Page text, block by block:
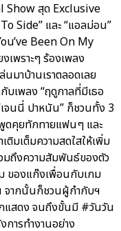
Show สุด Exclusive
Side” และ “แอลม่อน”
Been On My
เพราะๆ ร้องเพลง
มาบ้านเราตลอดเลย
เพลง “ฤดูกาลที่มีเธอ
จนนี่ ปาหนัน” ก็ชวนทั้ง 3
ดคุยทักทายแฟนๆ และ
มเต็มความสดใสให้เพิ่ม
มถึงความสัมพันธ์ของตัว
ของแก๊งเพื่อนกับเกม
จากนั้นก็ชวนผู้กำกับฯ
แสดง จนถึงขั้นมี #วันวัน
การทำงานอย่าง